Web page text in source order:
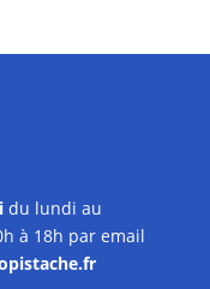
du lundi au
à 18h paremail